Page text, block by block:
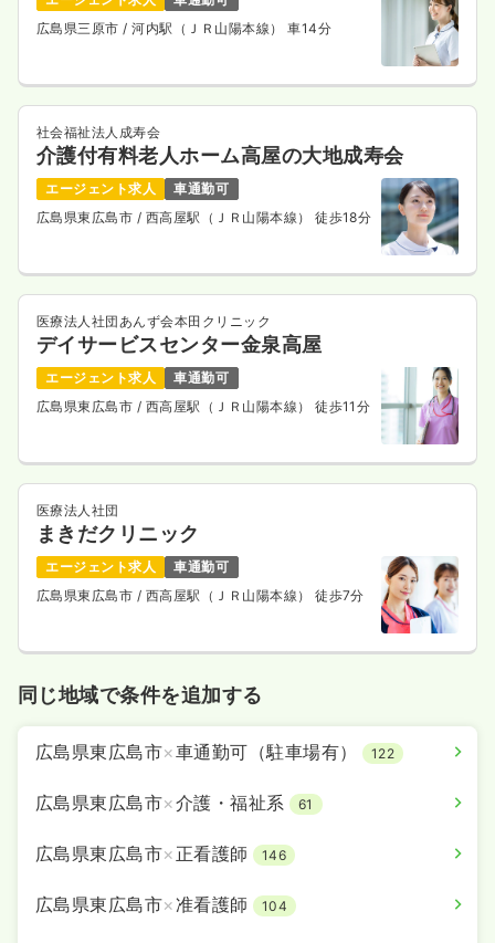
広島県三原市/ 河内駅（ＪＲ山陽本線） 車14分
社会福祉法人成寿会
介護付有料老人ホーム高屋の大地成寿会
エージェント求人
車通勤可
広島県東広島市 / 西高屋駅（ＪＲ山陽本線） 徒歩18分
医療法人社団あんず会本田クリニック
デイサービスセンター金泉高屋
エージェント求人
車通勤可
広島県東広島市 / 西高屋駅（ＪＲ山陽本線） 徒歩11分
医療法人社団
まきだクリニック
エージェント求人
車通勤可
広島県東広島市 / 西高屋駅（ＪＲ山陽本線） 徒歩7分
同じ地域で条件を追加する
広島県東広島市×車通勤可（駐車場有） 122
広島県東広島市×介護・福祉系 61
広島県東広島市× 正看護師 146
広島県東広島市×准看護師 104